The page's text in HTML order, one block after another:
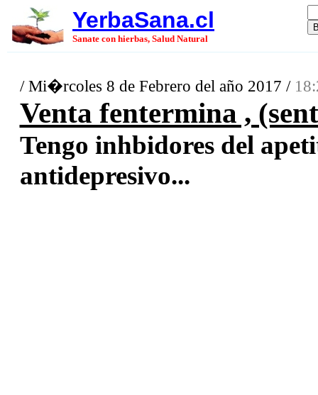
YerbaSana.cl
Sanate con hierbas, Salud Natural
/ Mi�rcoles 8 de Febrero del año 2017 /
Venta fentermina ,
Tengo inhbidores del
antidepresivo...